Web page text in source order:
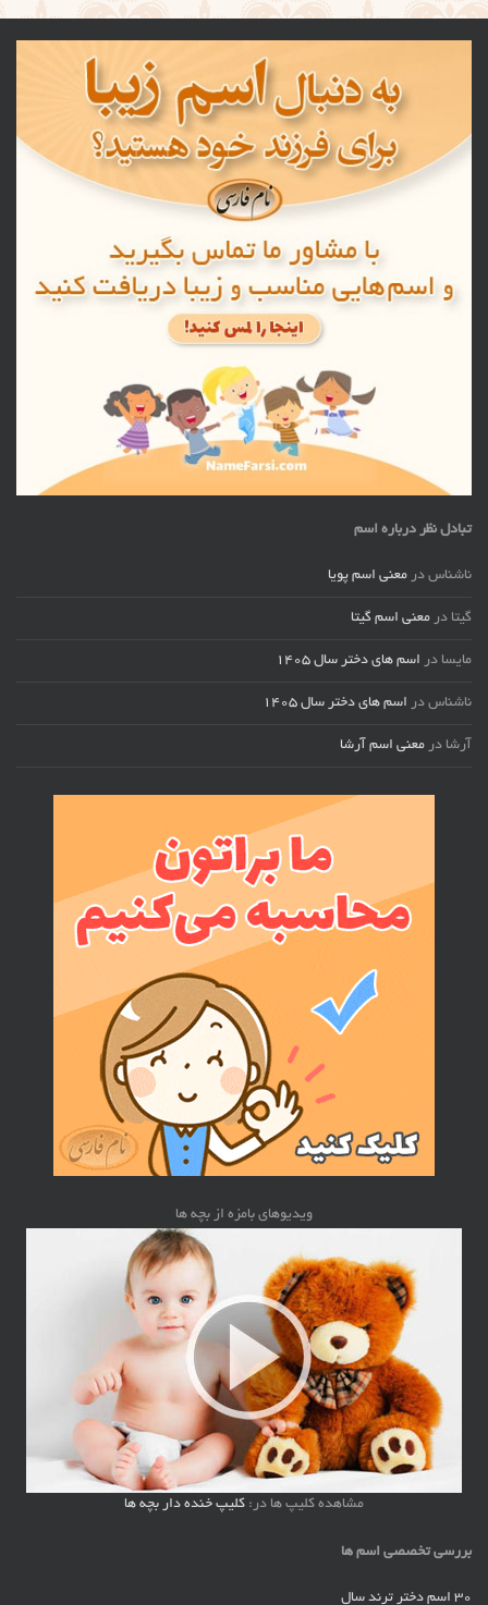
تبادل نظر درباره اسم
ناشناس در معنی اسم پویا
گیتا در معنی اسم گیتا
مایسا در اسم های دختر سال ۱۴۰۵
ناشناس در اسم های دختر سال ۱۴۰۵
آرشا در معنی اسم آرشا
ویدیوهای بامزه از بچه ها
مشاهده کلیپ ها در: کلیپ خنده دار بچه ها
بررسی تخصصی اسم ها
30 اسم دختر ترند سال